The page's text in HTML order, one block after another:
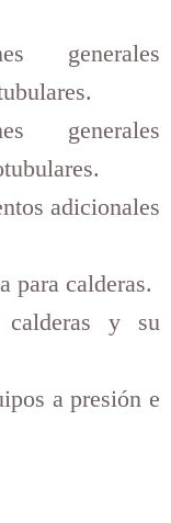
generales
generales
adicionales
para calderas.
calderas y su
a presión e